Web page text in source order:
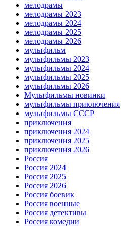
мелодрамы
мелодрамы 2023
мелодрамы 2024
мелодрамы 2025
мелодрамы 2026
мультфильм
мультфильмы 2023
мультфильмы 2024
мультфильмы 2025
мультфильмы 2026
Мультфильмы новинки
мультфильмы приключения
мультфильмы СССР
приключения
приключения 2024
приключения 2025
приключения 2026
Россия
Россия 2024
Россия 2025
Россия 2026
Россия боевик
Россия военные
Россия детективы
Россия комедии